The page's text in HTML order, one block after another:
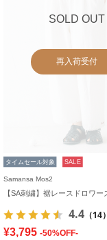
SOLD OUT
再入荷受付
タイムセール対象 SALE
Samansa Mos2
【SA刺繍】裾レースドロワー
4.4 （14）
¥3,795 -50%OFF-